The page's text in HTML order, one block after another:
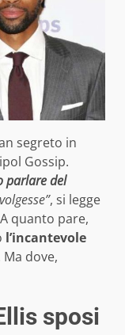
segreto in
Gossip.
parlare del
, si legge
quanto pare,
l’incantevole
dove,
sposi